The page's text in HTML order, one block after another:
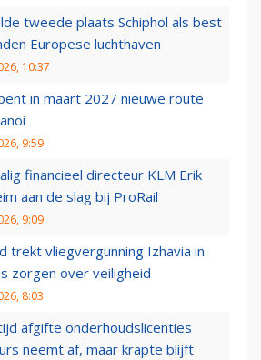
tweede plaats Schiphol als best
Europese luchthaven
10:37
in maart 2027 nieuwe route
9:59
financieel directeur KLM Erik
aan de slag bij ProRail
9:09
trekt vliegvergunning Izhavia in
zorgen over veiligheid
8:03
afgifte onderhoudslicenties
neemt af, maar krapte blijft